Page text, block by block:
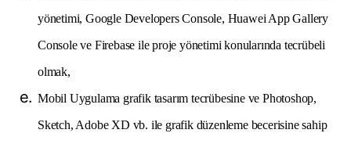
yönetimi, Google Developers Console, Huawei App Gallery
Console ve Firebase ile proje yönetimi konularında tecrübeli
olmak,
Mobil Uygulama grafik tasarım tecrübesine ve Photoshop,
Sketch, Adobe XD vb. ile grafik düzenleme becerisine sahip